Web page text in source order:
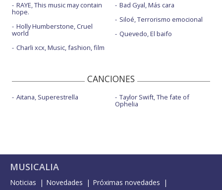
RAYE, This music may contain
hope.
Holly Humberstone, Cruel
world
Charli xcx, Music, fashion, film
Bad Gyal, Más cara
Siloé, Terrorismo emocional
Quevedo, El baifo
CANCIONES
Aitana, Superestrella Taylor Swift, The fate of
Ophelia
MUSICALIA
Noticias Novedades
Próximas novedades